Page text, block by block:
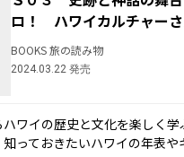
ロ！ ハワイカルチャー
BOOKS 旅の読み物
2024.03.22 発売
ワイの歴史と文化を楽しく学
知っておきたいハワイの年表や